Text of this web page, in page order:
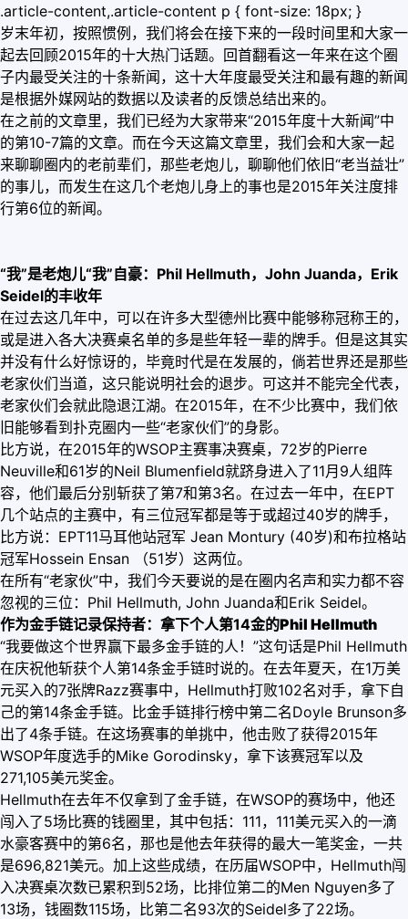
.article-content,.article-content p { font-size: 18px; }
岁末年初，按照惯例，我们将会在接下来的一段时间里和大家一
起去回顾2015年的十大热门话题。回首翻看这一年来在这个圈
子内最受关注的十条新闻，这十大年度最受关注和最有趣的新闻
是根据外媒网站的数据以及读者的反馈总结出来的。
在之前的文章里，我们已经为大家带来“2015年度十大新闻”中
的第10-7篇的文章。而在今天这篇文章里，我们会和大家一起
来聊聊圈内的老前辈们，那些老炮儿，聊聊他们依旧“老当益壮”
的事儿，而发生在这几个老炮儿身上的事也是2015年关注度排
行第6位的新闻。
“我”是老炮儿“我”自豪：Phil Hellmuth，John Juanda，Erik
Seidel的丰收年
在过去这几年中，可以在许多大型德州比赛中能够称冠称王的，
或是进入各大决赛桌名单的多是些年轻一辈的牌手。但是这其实
并没有什么好惊讶的，毕竟时代是在发展的，倘若世界还是那些
老家伙们当道，这只能说明社会的退步。可这并不能完全代表，
老家伙们会就此隐退江湖。在2015年，在不少比赛中，我们依
旧能够看到扑克圈内一些“老家伙们”的身影。
比方说，在2015年的WSOP主赛事决赛桌，72岁的Pierre
Neuville和61岁的Neil Blumenfield就跻身进入了11月9人组阵
容，他们最后分别斩获了第7和第3名。在过去一年中，在EPT
几个站点的主赛中，有三位冠军都是等于或超过40岁的牌手，
比方说：EPT11马耳他站冠军 Jean Montury (40岁)和布拉格站
冠军Hossein Ensan （51岁）这两位。
在所有“老家伙”中，我们今天要说的是在圈内名声和实力都不容
忽视的三位：Phil Hellmuth, John Juanda和Erik Seidel。
作为金手链记录保持者：拿下个人第14金的Phil Hellmuth
“我要做这个世界赢下最多金手链的人！”这句话是Phil Hellmuth
在庆祝他斩获个人第14条金手链时说的。在去年夏天，在1万美
元买入的7张牌Razz赛事中，Hellmuth打败102名对手，拿下自
己的第14条金手链。比金手链排行榜中第二名Doyle Brunson多
出了4条手链。在这场赛事的单挑中，他击败了获得2015年
WSOP年度选手的Mike Gorodinsky，拿下该赛冠军以及
271,105美元奖金。
Hellmuth在去年不仅拿到了金手链，在WSOP的赛场中，他还
闯入了5场比赛的钱圈里，其中包括：111，111美元买入的一滴
水豪客赛中的第6名，那也是他去年获得的最大一笔奖金，一共
是696,821美元。加上这些成绩，在历届WSOP中，Hellmuth闯
入决赛桌次数已累积到52场，比排位第二的Men Nguyen多了
13场，钱圈数115场，比第二名93次的Seidel多了22场。